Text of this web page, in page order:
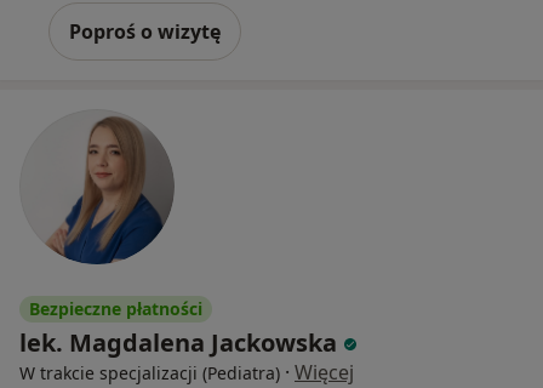
Poproś o wizytę
Bezpieczne płatności
lek. Magdalena Jackowska
W trakcie specjalizacji (Pediatra) · Więcej